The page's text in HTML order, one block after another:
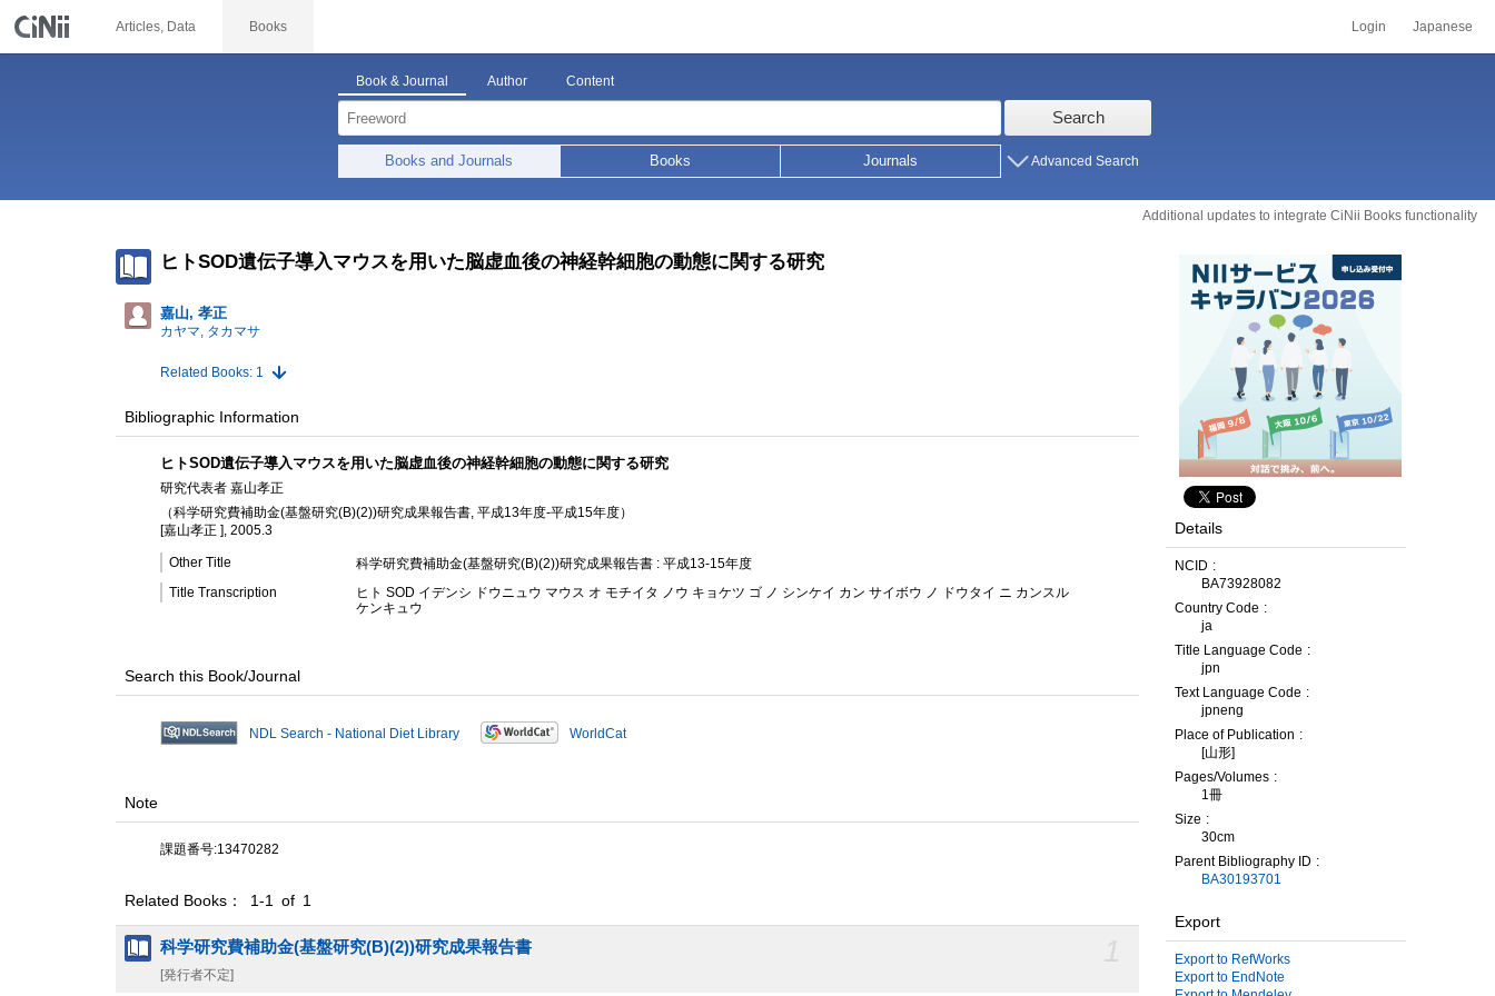
Articles, Data Books Login Japanese
Book & Journal Author Content
Search
Books and Journals Books Journals Advanced Search
Additional updates to integrate CiNii Books functionality
ヒトSOD遺伝子導入マウスを用いた脳虚血後の神経幹細胞の動態に関する研究
嘉山, 孝正
カヤマ, タカマサ
Related Books: 1
Bibliographic Information
ヒトSOD遺伝子導入マウスを用いた脳虚血後の神経幹細胞の動態に関する研究
研究代表者 嘉山孝正
（科学研究費補助金(基盤研究(B)(2))研究成果報告書, 平成13年度-平成15年度）
[嘉山孝正 ], 2005.3
Other Title
科学研究費補助金(基盤研究(B)(2))研究成果報告書 : 平成13-15年度
Title Transcription
ヒト SOD イデンシ ドウニュウ マウス オ モチイタ ノウ キョケツ ゴ ノ シンケイ カン サイボウ ノ ドウタイ ニ カンスル
ケンキュウ
Search this Book/Journal
NDL Search - National Diet Library WorldCat
Note
課題番号:13470282
Related Books： 1-1 of 1
科学研究費補助金(基盤研究(B)(2))研究成果報告書
[発行者不定]
Details
NCID
BA73928082
Country Code
ja
Title Language Code
jpn
Text Language Code
jpneng
Place of Publication
[山形]
Pages/Volumes
1冊
Size
30cm
Parent Bibliography ID
BA30193701
Export
Export to RefWorks
Export to EndNote